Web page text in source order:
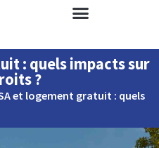
: quels impacts sur
?
et logement gratuit : quels